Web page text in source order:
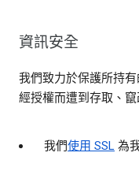
資訊安全
我們致力於保護所持
經授權而遭到存取、
我們使用 SSL 為